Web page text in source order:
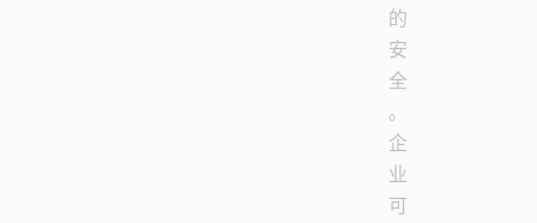
的
安
全
。
企
业
可